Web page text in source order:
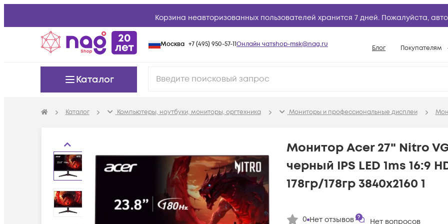
Корзина неавторизованных пользователей хранится 7 дней. Пожалуйста,
Москва +7 (495) 950-57-11Онлайн чатshop-msk@nag.ru Блог Покупателям
Условия
Возврат
Вопросы и
База знаний
Каталог
Каталог Компьютеры, ноутбуки, мониторы, оргтехника Мониторы и профессиональные дисплеи
Монитор Acer 27" Nitro
черный IPS LED 1ms 16:9
178гр/178гр 3840x2160 1
0 Нет отзывов Нет вопросов